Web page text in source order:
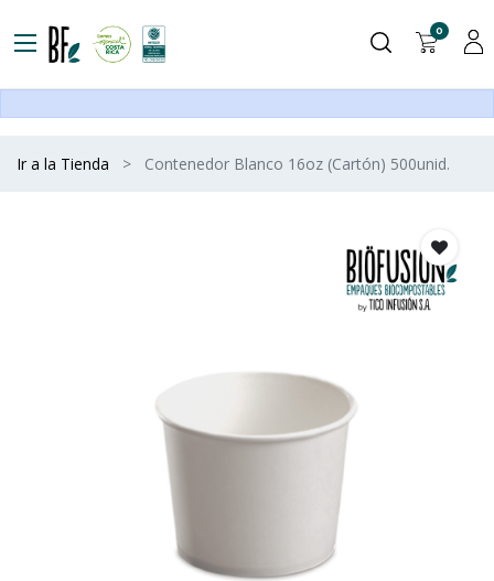
0
Ir a la Tienda Contenedor Blanco 16oz (Cartón) 500unid.